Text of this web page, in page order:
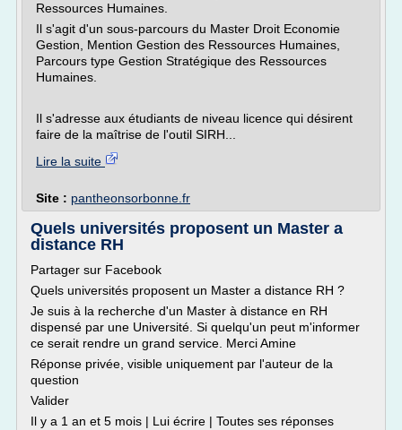
Ressources Humaines.
Il s'agit d'un sous-parcours du Master Droit Economie
Gestion, Mention Gestion des Ressources Humaines,
Parcours type Gestion Stratégique des Ressources
Humaines.
Il s'adresse aux étudiants de niveau licence qui désirent
faire de la maîtrise de l'outil SIRH...
Lire la suite
Site : pantheonsorbonne.fr
Quels universités proposent un Master a
distance RH
Partager sur Facebook
Quels universités proposent un Master a distance RH ?
Je suis à la recherche d'un Master à distance en RH
dispensé par une Université. Si quelqu'un peut m'informer
ce serait rendre un grand service. Merci Amine
Réponse privée, visible uniquement par l'auteur de la
question
Valider
Il y a 1 an et 5 mois | Lui écrire | Toutes ses réponses